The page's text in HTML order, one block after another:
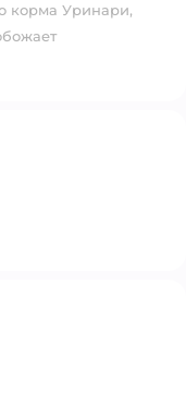
корма Уринари,